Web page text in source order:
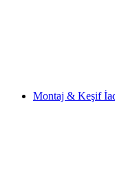
Montaj & Keşif